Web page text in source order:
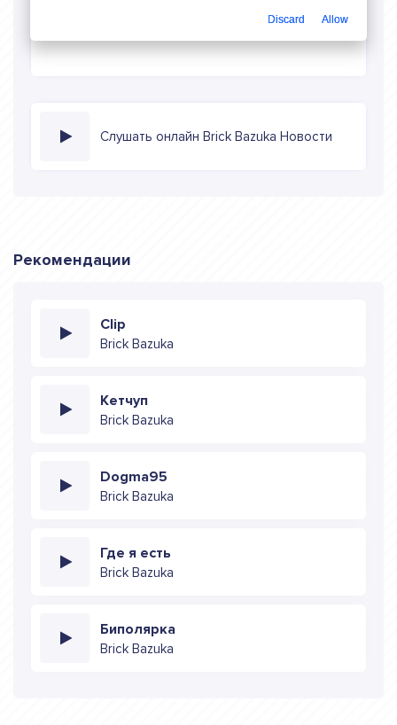
2:50, качество: 320 кбитс) бесплатно или слушать музыку
Слушать онлайн Brick Bazuka Новости
Рекомендации
Clip
Brick Bazuka
Кетчуп
Brick Bazuka
Dogma95
Brick Bazuka
Где я есть
Brick Bazuka
Биполярка
Brick Bazuka
Discard Allow